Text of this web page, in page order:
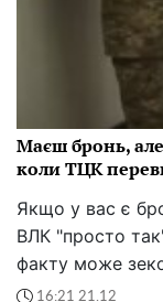
Маєш бронь,
коли ТЦК
Якщо у вас є
ВЛК "просто
факту може
16:21 21.12